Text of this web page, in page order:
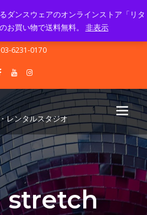
Sun 10.00 - 23.00
tango.com
6231-0170
レンタルスタジオ
stretch
ダンスウェアのオンラインストア「リタ
お買い物で送料無料。 非表示